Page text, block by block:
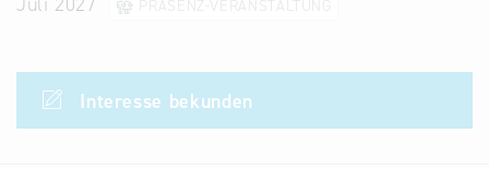
PRÄSENZ-VERANSTALTUNG
Interesse bekunden